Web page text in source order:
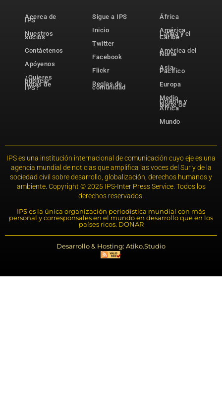
Acerca de
IPS
Nuestros
socios
Contáctenos
Apóyenos
¿Quieres
publicar
notas de
IPS?
Sigue a IPS
Inicio
Twitter
Facebook
Flickr
Reglas de
comunidad
África
América
Latina y el
Caribe
América del
Norte
Asia-
Pacífico
Europa
Medio
Oriente y
Norte de
África
Mundo
IPS es una institución internacional de comunicación cuyo eje es una
agencia mundial de noticias que amplifica las voces del Sur y de la
sociedad civil sobre desarrollo, globalización, derechos humanos y
ambiente. Copyright © 2025 IPS-Inter Press Service. Todos los
derechos reservados.
IPS es la única organización periodística mundial con más
personal y corresponsales en el mundo en desarrollo que en los
países ricos. DONAR
Desarrollo & Hosting: Atiko.Studio